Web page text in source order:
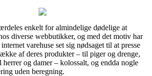
enkelt for almindelige dødelige at
diverse webbutikker, og med det motiv har
varehuse set sig nødsaget til at presse
af deres produkter – til piger og drenge,
og damer – kolossalt, og endda nogle
uden beregning.